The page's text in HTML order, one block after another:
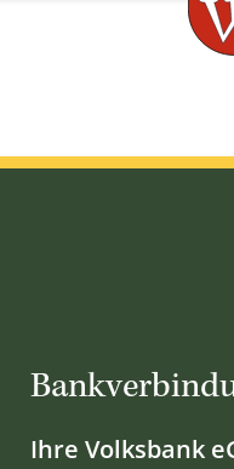
Ihre Volksbank